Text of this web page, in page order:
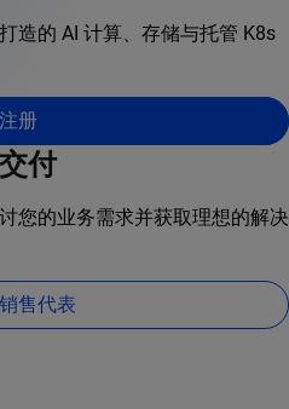
造的 AI 计算、存储与托管 K8s
注册
付
您的业务需求并获取理想的解决
售代表